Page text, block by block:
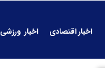
اخبار اقتصادی
اخبار ورزشی